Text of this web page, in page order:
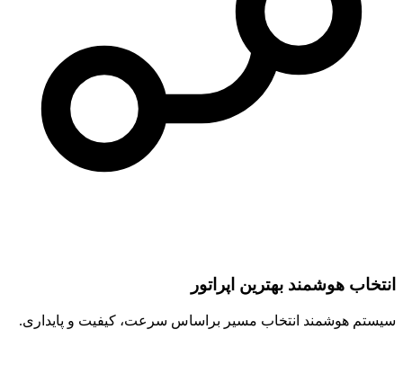
انتخاب هوشمند بهترین اپراتور
سیستم هوشمند انتخاب مسیر براساس سرعت، کیفیت و پایداری.